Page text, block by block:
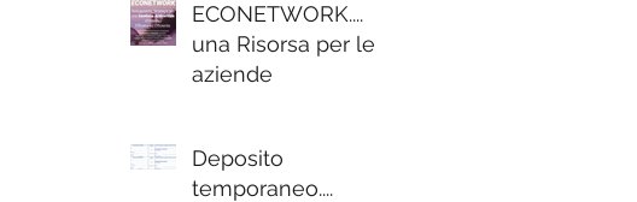
ECONETWORK....
una Risorsa per le
aziende
Deposito
temporaneo....